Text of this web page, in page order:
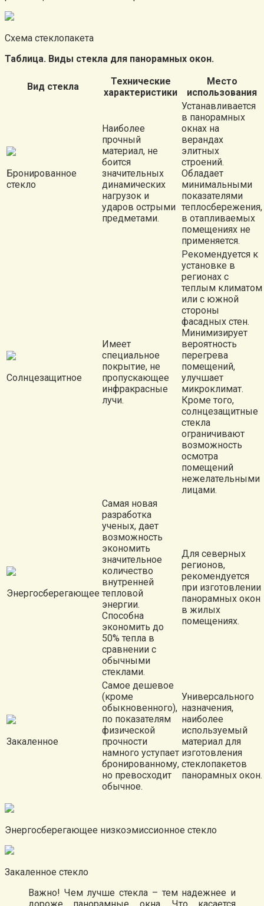
Схема стеклопакета
Таблица. Виды стекла для панорамных окон.
Вид стекла
Технические
характеристики
Место
использования
Бронированное
стекло
Наиболее
прочный
материал, не
боится
значительных
динамических
нагрузок и
ударов острыми
предметами.
Устанавливается
в панорамных
окнах на
верандах
элитных
строений.
Обладает
минимальными
показателями
теплосбережения,
в отапливаемых
помещениях не
применяется.
Солнцезащитное
Имеет
специальное
покрытие, не
пропускающее
инфракрасные
лучи.
Рекомендуется к
установке в
регионах с
теплым климатом
или с южной
стороны
фасадных стен.
Минимизирует
вероятность
перегрева
помещений,
улучшает
микроклимат.
Кроме того,
солнцезащитные
стекла
ограничивают
возможность
осмотра
помещений
нежелательными
лицами.
Энергосберегающее
Самая новая
разработка
ученых, дает
возможность
экономить
значительное
количество
внутренней
тепловой
энергии.
Способна
экономить до
50% тепла в
сравнении с
обычными
стеклами.
Для северных
регионов,
рекомендуется
при изготовлении
панорамных окон
в жилых
помещениях.
Закаленное
Самое дешевое
(кроме
обыкновенного),
по показателям
физической
прочности
намного уступает
бронированному,
но превосходит
обычное.
Универсального
назначения,
наиболее
используемый
материал для
изготовления
стеклопакетов
панорамных окон.
Энергосберегающее низкоэмиссионное стекло
Закаленное стекло
Важно! Чем лучше стекла – тем надежнее и